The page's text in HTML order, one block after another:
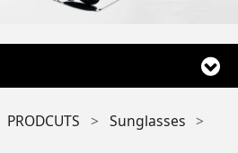
PRODCUTS > Sunglasses >